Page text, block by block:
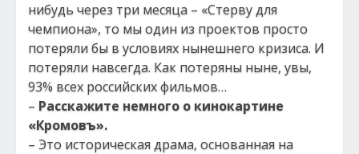
нибудь через три месяца – «Стерву для
чемпиона», то мы один из проектов просто
потеряли бы в условиях нынешнего кризиса. И
потеряли навсегда. Как потеряны ныне, увы,
93% всех российских фильмов…
– Расскажите немного о кинокартине
«Кромовъ».
– Это историческая драма, основанная на